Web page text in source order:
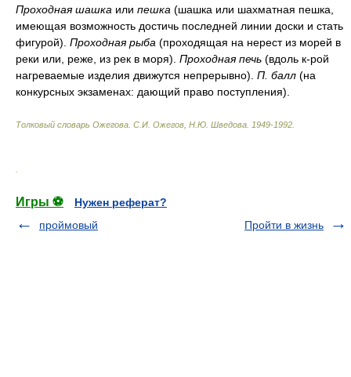
Проходная шашка или пешка (шашка или шахматная пешка,
имеющая возможность достичь последней линии доски и стать
фигурой). Проходная рыба (проходящая на нерест из морей в
реки или, реже, из рек в моря). Проходная печь (вдоль к-рой
нагреваемые изделия движутся непрерывно). П. балл (на
конкурсных экзаменах: дающий право поступления).
Толковый словарь Ожегова С.И. Ожегов, Н.Ю. Шведова. 1949-1992
Игры ⚽
Нужен реферат?
проймовый
Пройти в жизнь